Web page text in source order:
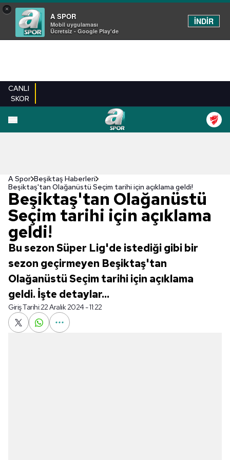
×
A SPOR
Mobil uygulaması
Ücretsiz - Google Play'de
İNDİR
CANLI
SKOR
A Spor Beşiktaş Haberleri
Beşiktaş'tan Olağanüstü Seçim tarihi için açıklama geldi!
Beşiktaş'tan Olağanüstü
Seçim tarihi için açıklama
geldi!
Bu sezon Süper Lig'de istediği gibi bir
sezon geçirmeyen Beşiktaş'tan
Olağanüstü Seçim tarihi için açıklama
geldi. İşte detaylar...
Giriş Tarihi:22 Aralık 2024 - 11:22